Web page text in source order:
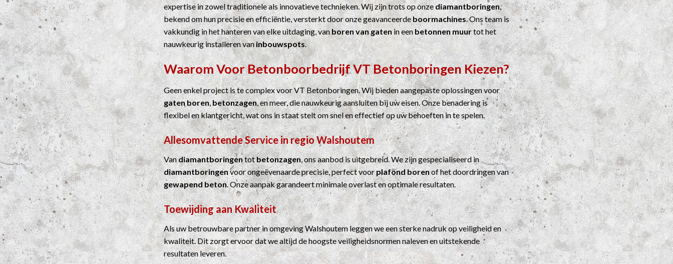
expertise in zowel traditionele als innovatieve technieken. Wij zijn trots op onzediamantboringen,
bekend om hun precisie en efficiëntie, versterkt door onze geavanceerdeboormachines. Ons team is
vakkundig in het hanteren van elke uitdaging, vanboren van gatenin eenbetonnen muurtot het
nauwkeurig installeren vaninbouwspots.
Waarom VoorBetonboorbedrijfVT Betonboringen Kiezen?
Geen enkel project is te complex voor VT Betonboringen. Wij bieden aangepaste oplossingen voor
gaten boren,betonzagen, en meer, die nauwkeurig aansluiten bij uw eisen. Onze benadering is
flexibel en klantgericht, wat ons in staat stelt om snel en effectief op uw behoeften in te spelen.
Allesomvattende Service in regio Walshoutem
Vandiamantboringentotbetonzagen, ons aanbod is uitgebreid. We zijn gespecialiseerd in
diamantboringenvoor ongeëvenaarde precisie, perfect voorplafond borenof het doordringen van
gewapend beton. Onze aanpak garandeert minimale overlast en optimale resultaten.
Toewijding aan Kwaliteit
Als uw betrouwbare partner in omgeving Walshoutem leggen we een sterke nadruk op veiligheid en
kwaliteit. Dit zorgt ervoor dat we altijd de hoogste veiligheidsnormen naleven en uitstekende
resultaten leveren.